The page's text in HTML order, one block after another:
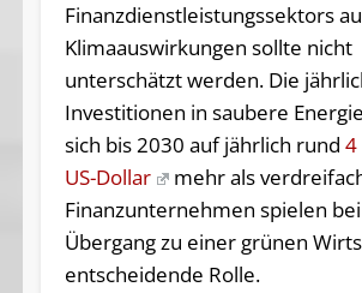
Finanzdienstleistungssektors
Klimaauswirkungen sollte nicht
unterschätzt werden. Die
Investitionen in saubere
sich bis 2030 auf jährlich rund 4
US-Dollar
mehr als
Finanzunternehmen spielen
Übergang zu einer grünen
entscheidende Rolle.